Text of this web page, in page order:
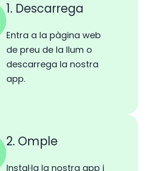
1. Descarrega
Entra a la pàgina web
de preu de la llum o
descarrega la nostra
app.
2. Omple
Instal·la la nostra app i